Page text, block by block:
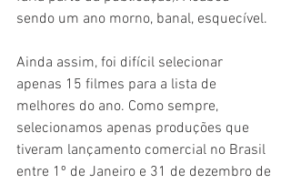
sendo um ano morno, banal, esquecível.
Ainda assim, foi difícil selecionar
apenas 15 filmes para a lista de
melhores do ano. Como sempre,
selecionamos apenas produções que
tiveram lançamento comercial no Brasil
entre 1º de Janeiro e 31 de dezembro de